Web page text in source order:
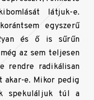
látjuk-e.
egyszerű
és ő is sűrűn
az sem teljesen
rendre radikálisan
akar-e. Mikor pedig
spekuláljuk túl a